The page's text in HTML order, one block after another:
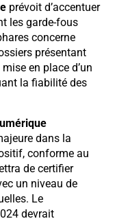
prévoit d’accentuer
les garde-fous
concerne
présentant
en place d’un
la fiabilité des
dans la
conforme au
de certifier
un niveau de
Le
devrait